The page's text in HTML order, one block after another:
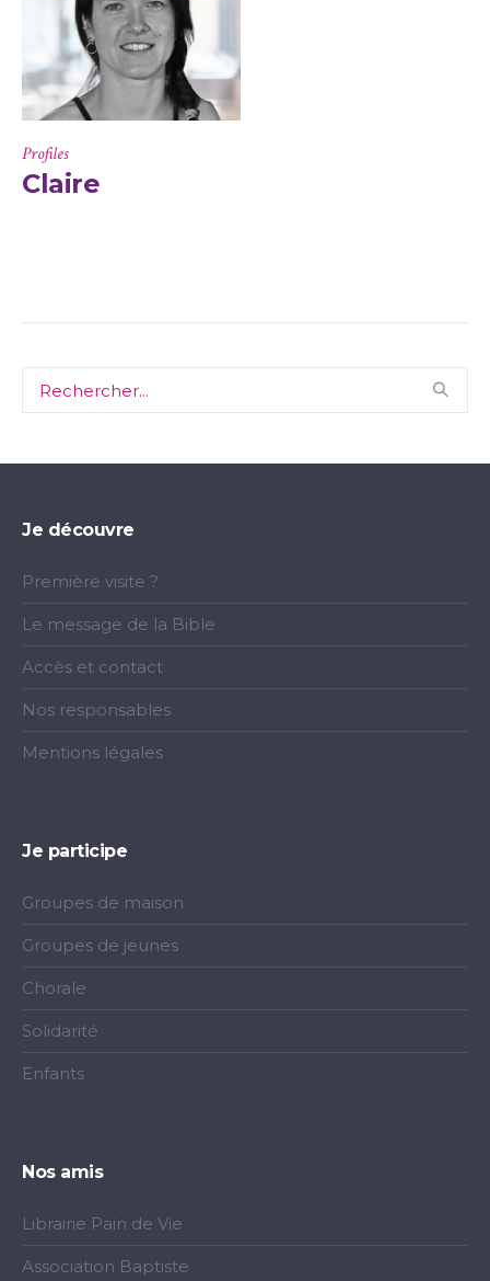
Profiles
Claire
Je découvre
Première visite ?
Le message de la Bible
Accès et contact
Nos responsables
Mentions légales
Je participe
Groupes de maison
Groupes de jeunes
Chorale
Solidarité
Enfants
Nos amis
Librairie Pain de Vie
Association Baptiste